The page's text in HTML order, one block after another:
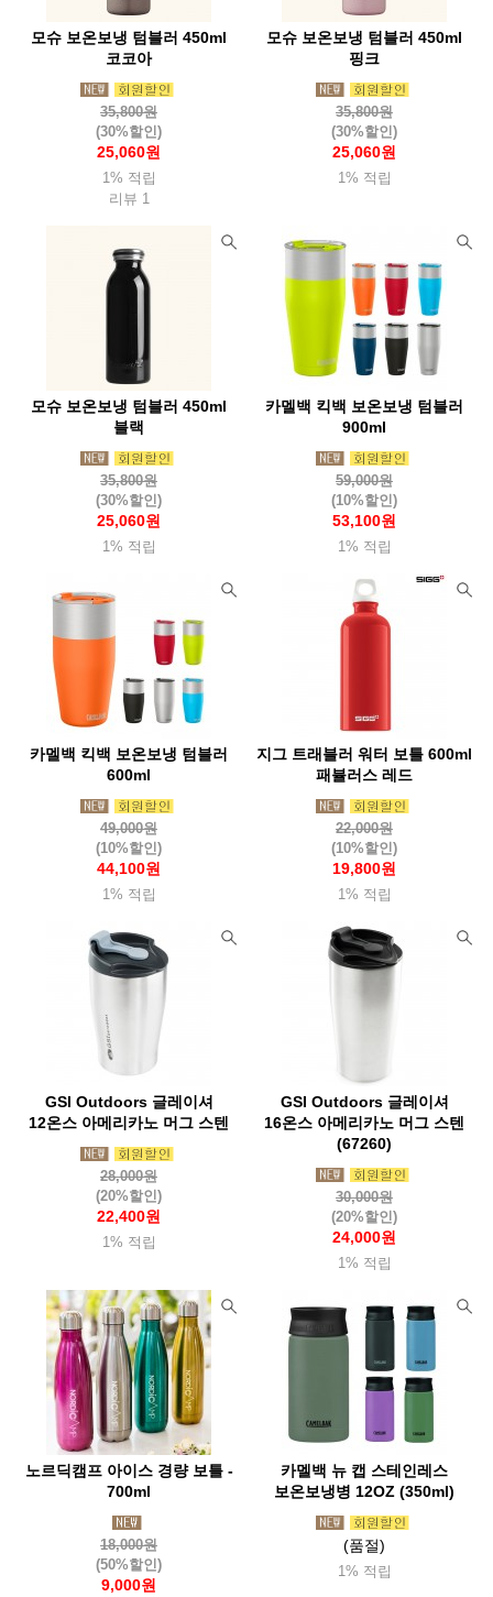
모슈 보온보냉 텀블러 450ml
코코아
35,800원
(30%할인)
25,060원
1% 적립
리뷰 1
모슈 보온보냉 텀블러 450ml
핑크
35,800원
(30%할인)
25,060원
1% 적립
모슈 보온보냉 텀블러 450ml
블랙
35,800원
(30%할인)
25,060원
1% 적립
카멜백 킥백 보온보냉 텀블러
900ml
59,000원
(10%할인)
53,100원
1% 적립
카멜백 킥백 보온보냉 텀블러
600ml
49,000원
(10%할인)
44,100원
1% 적립
지그 트래블러 워터 보틀 600ml
패뷸러스 레드
22,000원
(10%할인)
19,800원
1% 적립
GSI Outdoors 글레이셔
12온스 아메리카노 머그 스텐
28,000원
(20%할인)
22,400원
1% 적립
GSI Outdoors 글레이셔
16온스 아메리카노 머그 스텐
(67260)
30,000원
(20%할인)
24,000원
1% 적립
노르딕캠프 아이스 경량 보틀 -
700ml
18,000원
(50%할인)
9,000원
카멜백 뉴 캡 스테인레스
보온보냉병 12OZ (350ml)
(품절)
1% 적립